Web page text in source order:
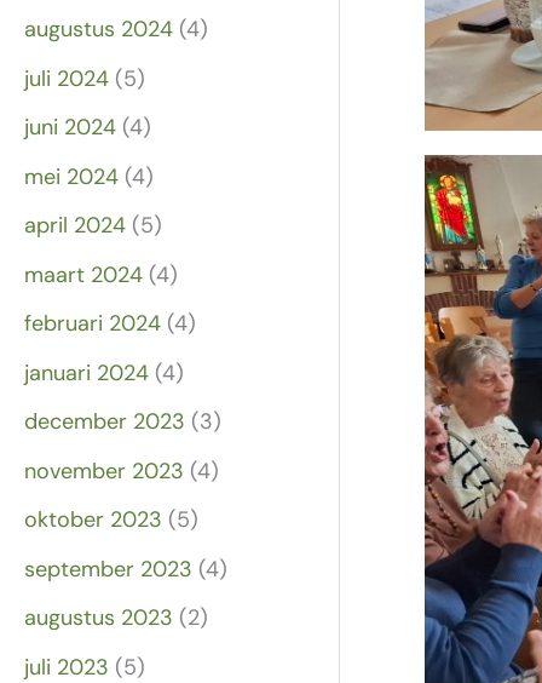
augustus 2024 (4)
juli 2024 (5)
juni 2024 (4)
mei 2024 (4)
april 2024 (5)
maart 2024 (4)
februari 2024 (4)
januari 2024 (4)
december 2023 (3)
november 2023 (4)
oktober 2023 (5)
september 2023 (4)
augustus 2023 (2)
juli 2023 (5)